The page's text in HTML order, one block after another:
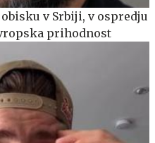
v Srbiji, v ospredju
prihodnost